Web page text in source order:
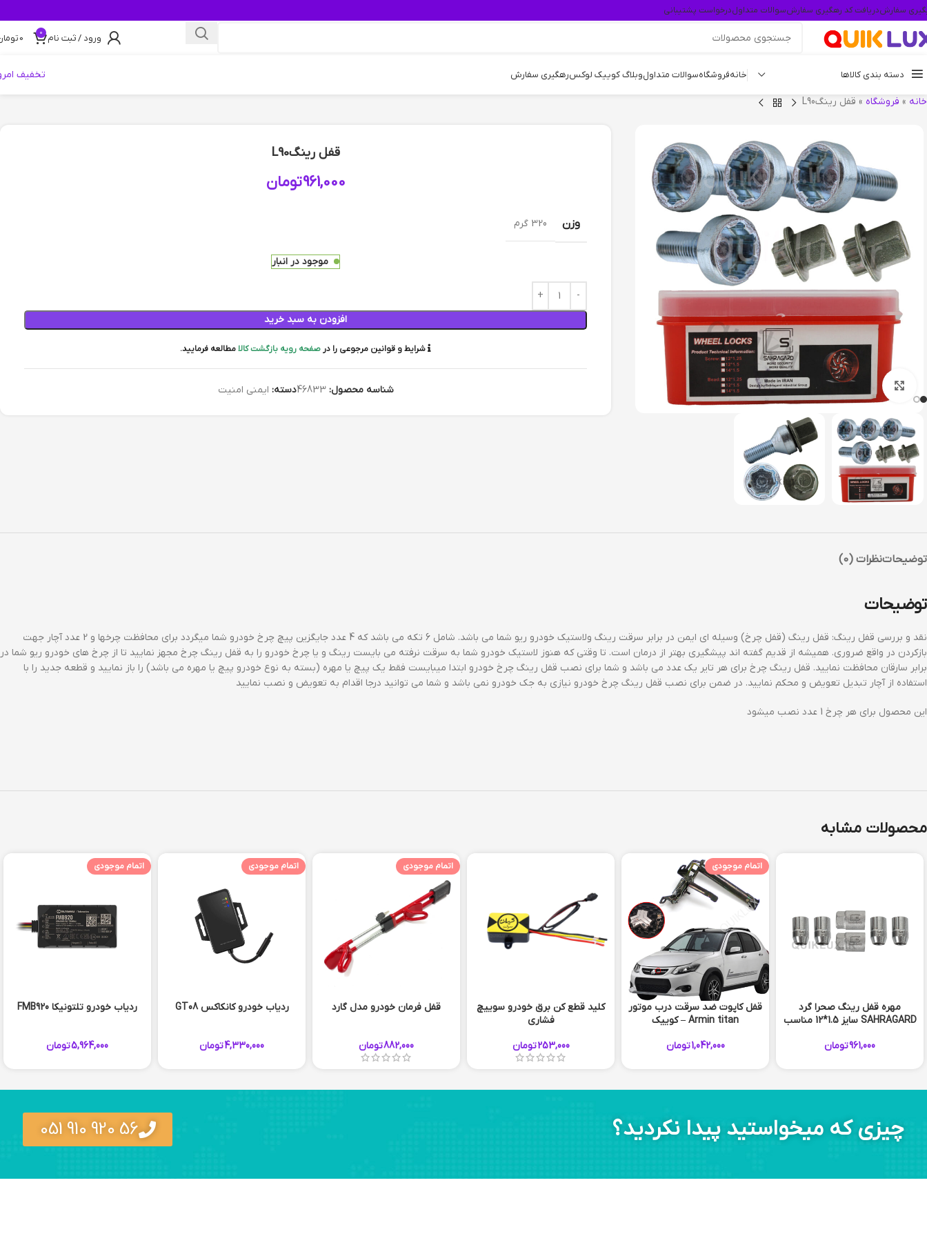
سفارشدریافت کد رهگیری سفارشسوالات متداولدرخواست پشتیبانی
ورود / ثبت نام 0
0
دسته بندی کالاها خانهفروشگاهسوالات متداولوبلاگ کوییک لوکسرهگیری سفارش تخفیف
خانه » فروشگاه » قفل رینگL90
بزرگنمایی تصویر
قفل رینگL90
961,000تومان
وزن 320 گرم
موجود در انبار
افزودن به سبد خرید
شرایط و قوانین مرجوعی را در صفحه رویه بازگشت کالامطالعه فرمایید.
شناسه محصول:46833دسته: ایمنی امنیت
توضیحاتنظرات (0)
توضیحات
نقد و بررسی قفل رینگ: قفل رینگ (قفل چرخ) وسیله ای ایمن در برابر سرقت رینگ ولاستیک خودرو ریو شما می باشد. شامل 6 تکه می باشد که 4 عدد جایگزین پیچ چرخ خودرو شما میگردد برای محافظت چرخها و 2 عدد آچار جهت
بازکردن در واقع ضروری. همیشه از قدیم گفته اند پیشگیری بهتر از درمان است. تا وقتی که هنوز لاستیک خودرو شما به سرقت نرفته می بایست رینگ و یا چرخ خودرو را به قفل رینگ چرخ مجهز نمایید تا از چرخ های خودرو ریو شما در
برابر سارقان محافظت نمایید. قفل رینگ چرخ برای هر تایر یک عدد می باشد و شما برای نصب قفل رینگ چرخ خودرو ابتدا میبایست فقط یک پیچ یا مهره (بسته به نوع خودرو پیچ یا مهره می باشد) را باز نمایید و قطعه جدید را با
استفاده از آچار تبدیل تعویض و محکم نمایید. در ضمن برای نصب قفل رینگ چرخ خودرو نیازی به جک خودرو نمی باشد و شما می توانید درجا اقدام به تعویض و نصب نمایید
این محصول برای هر چرخ 1 عدد نصب میشود
محصولات مشابه
مهره قفل رینگ صحرا گرد
SAHRAGARD سایز 1.5*12 مناسب
961,000تومان
اتمام موجودی
قفل کاپوت ضد سرقت درب موتور
Armin titan – کوییک
1,042,000تومان
کلید قطع کن برق خودرو سوییچ
فشاری
253,000تومان
اتمام موجودی
قفل فرمان خودرو مدل گارد
882,000تومان
اتمام موجودی
ردیاب خودرو کانکاکس GT08
4,330,000تومان
اتمام موجودی
ردیاب خودرو تلتونیکا FMB920
5,964,000تومان
چیزی که میخواستید پیدا نکردید؟ 56 920 910 051